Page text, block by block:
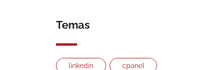
Temas
linkedin cpanel